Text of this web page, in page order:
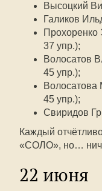
Высоцкий
Галиков
Прохоренко
37 упр.);
Волосатов
45 упр.);
Волосатова
45 упр.);
Свиридов
Каждый
«СОЛО», но…
22 июня